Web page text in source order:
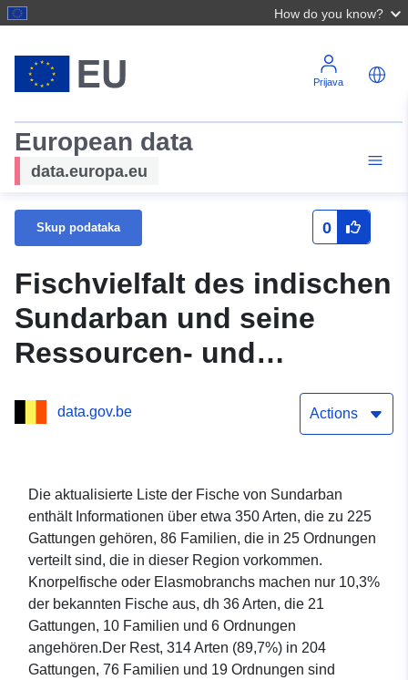
How do you know?
Prijava
European data
data.europa.eu
Skup podataka 0
Fischvielfalt des indischen
Sundarban und seine
Ressourcen- und
Forschungsaussichten:
Checkliste für Fische
data.gov.be Actions
Die aktualisierte Liste der Fische von Sundarban
enthält Informationen über etwa 350 Arten, die zu 225
Gattungen gehören, 86 Familien, die in 25 Ordnungen
verteilt sind, die in dieser Region vorkommen.
Knorpelfische oder Elasmobranchs machen nur 10,3%
der bekannten Fische aus, dh 36 Arten, die 21
Gattungen, 10 Familien und 6 Ordnungen
angehören.Der Rest, 314 Arten (89,7%) in 204
Gattungen, 76 Familien und 19 Ordnungen sind